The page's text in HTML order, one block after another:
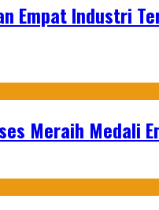
Empat Industri
Meraih Medali